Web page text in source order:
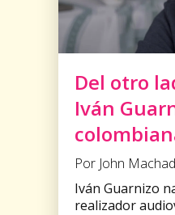
Del otro
Iván
Por John
Iván Guarnizo
realizador